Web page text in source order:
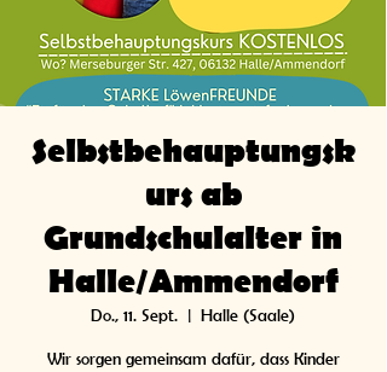
Selbstbehauptungsk
urs ab
Grundschulalter in
Halle/Ammendorf
Do., 11. Sept.
  |
Halle (Saale)
Wir sorgen gemeinsam dafür, dass Kinder